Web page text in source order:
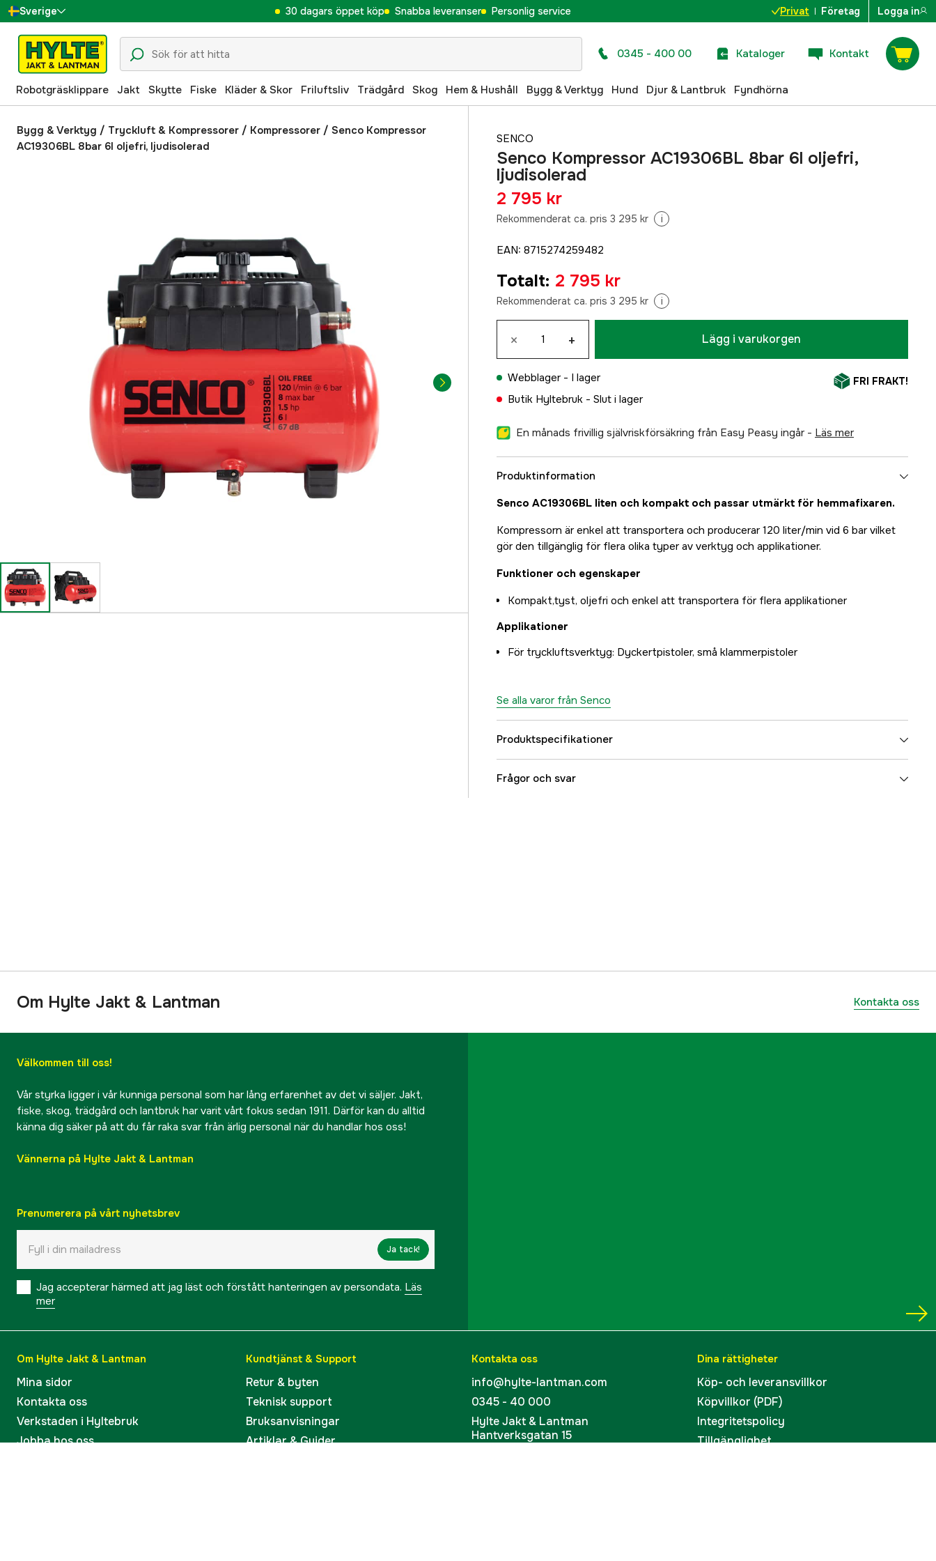
Sverige
Danmark
Suomi
Norge
Deutschland
30 dagars öppet köp Snabba leveranser Personlig service Privat Företag Logga in
0345 - 400 00 Kataloger Kontakt
Robotgräsklippare Jakt Skytte Fiske Kläder & Skor Friluftsliv Trädgård Skog Hem & Hushåll Bygg & Verktyg Hund Djur & Lantbruk Fyndhörna
Bygg & Verktyg / Tryckluft & Kompressorer / Kompressorer / Senco Kompressor
AC19306BL 8bar 6l oljefri, ljudisolerad
SENCO
Senco Kompressor AC19306BL 8bar 6l oljefri,
ljudisolerad
2 795 kr
Rekommenderat ca. pris 3 295 kr i
EAN: 8715274259482
Totalt: 2 795 kr
Rekommenderat ca. pris 3 295 kr i
× + Lägg i varukorgen
Webblager - I lager
Butik Hyltebruk - Slut i lager
FRI FRAKT!
En månads frivillig självriskförsäkring från Easy Peasy ingår - läs mer
Produktinformation
Senco AC19306BL liten och kompakt och passar utmärkt för hemmafixaren.
Kompressorn är enkel att transportera och producerar 120 liter/min vid 6 bar vilket
gör den tillgänglig för flera olika typer av verktyg och applikationer.
Funktioner och egenskaper
Kompakt,tyst, oljefri och enkel att transportera för flera applikationer
Applikationer
För tryckluftsverktyg: Dyckertpistoler, små klammerpistoler
Se alla varor från Senco
Produktspecifikationer
Fri avg. luftmängd
Mått BxLxH 37 x 36 x 33 cm
Referensnummer
Tillverkarens artikelnummer
Frågor och svar
Om Hylte Jakt & Lantman Kontakta oss
Välkommen till oss!
Vår styrka ligger i vår kunniga personal som har lång erfarenhet av det vi säljer. Jakt,
fiske, skog, trädgård och lantbruk har varit vårt fokus sedan 1911. Därför kan du alltid
känna dig säker på att du får raka svar från ärlig personal när du handlar hos oss!
Vännerna på Hylte Jakt & Lantman
Prenumerera på vårt nyhetsbrev
Ja tack!
Jag accepterar härmed att jag läst och förstått hanteringen av persondata. Läs
mer
Om Hylte Jakt & Lantman
Mina sidor
Kontakta oss
Verkstaden i Hyltebruk
Jobba hos oss
Kundtjänst & Support
Retur & byten
Teknisk support
Bruksanvisningar
Artiklar & Guider
Kontakta oss
info@hylte-lantman.com
0345 - 40 000
Hylte Jakt & Lantman
Hantverksgatan 15
Dina rättigheter
Köp- och leveransvillkor
Köpvillkor (PDF)
Integritetspolicy
Tillgänglighet